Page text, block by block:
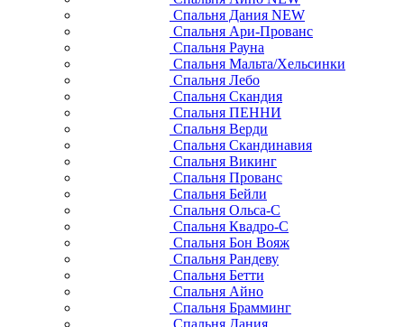
Спальня Дания NEW
Спальня Ари-Прованс
Спальня Рауна
Спальня Мальта/Хельсинки
Спальня Лебо
Спальня Скандия
Спальня ПЕННИ
Спальня Верди
Спальня Скандинавия
Спальня Викинг
Спальня Прованс
Спальня Бейли
Спальня Ольса-С
Спальня Квадро-С
Спальня Бон Вояж
Спальня Рандеву
Спальня Бетти
Спальня Айно
Спальня Брамминг
Спальня Дания